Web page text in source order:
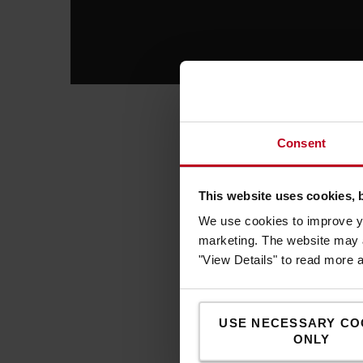
Consent
This website uses cookies,
We use cookies to improve
marketing. The website
"View Details" to read more
USE NECESSARY
ONLY